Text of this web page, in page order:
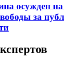
осужден на
за